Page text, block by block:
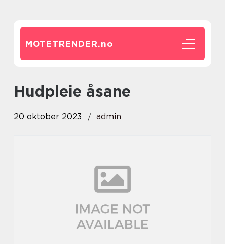
MOTETRENDER.no
hudpleie åsane
20 oktober 2023 admin